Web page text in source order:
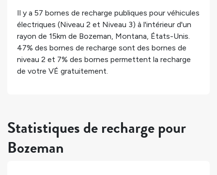
Il y a 57 bornes de recharge publiques pour véhicules
électriques (Niveau 2 et Niveau 3) à l'intérieur d'un
rayon de 15km de Bozeman, Montana, États-Unis.
47% des bornes de recharge sont des bornes de
niveau 2 et 7% des bornes permettent la recharge
de votre VÉ gratuitement.
Statistiques de recharge pour
Bozeman